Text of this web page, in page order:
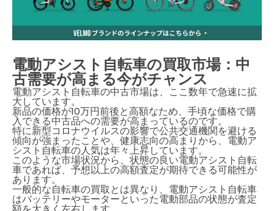
電動アシスト自転車の買取市場：中
古需要が高まる今がチャンス
電動アシスト自転車の中古市場は、ここ数年で急速に拡
大しています。
新品の価格が10万円前後と高額なため、手頃な価格で購
入できる中古品への需要が高まっているのです。
特に新型コロナウイルスの影響で公共交通機関を避ける
傾向が強まったことや、健康志向の高まりから、電動ア
シスト自転車の人気は年々上昇しています。
このような市場状況から、状態の良い電動アシスト自転
車であれば、予想以上の高額査定が期待できる可能性が
あります。
一般的な自転車の買取とは異なり、電動アシスト自転車
はバッテリーやモーターといった電動部品の状態が査定